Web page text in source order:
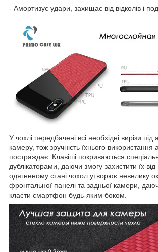
- Амортизує удари, захищає від відколів і
У чохлі передбачені всі необхідні вирізи під
камеру, тож зручність їхнього використання
постраждає. Клавіші покриваються
дублікаторами, даючи змогу захистити їх від
одягненому стані чохол утворює невелику
фронтальної панелі та задньої камери,
класти смартфон будь-яким боком.